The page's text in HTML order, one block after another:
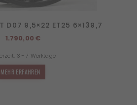
D07 9,5×22 ET25 6×139,7
1.790,00€
3 - 7 Werktage
MEHR ERFAHREN